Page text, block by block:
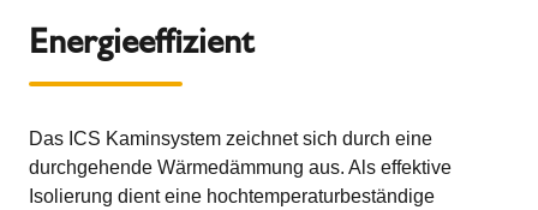
Energieeffizient
Das ICS Kaminsystem zeichnet sich durch eine
durchgehende Wärmedämmung aus. Als effektive
Isolierung dient eine hochtemperaturbeständige